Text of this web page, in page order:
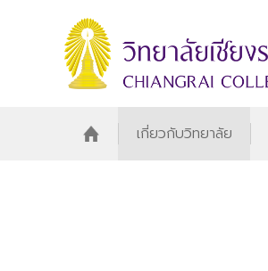
เกี่ยวกับวิทยาลัย